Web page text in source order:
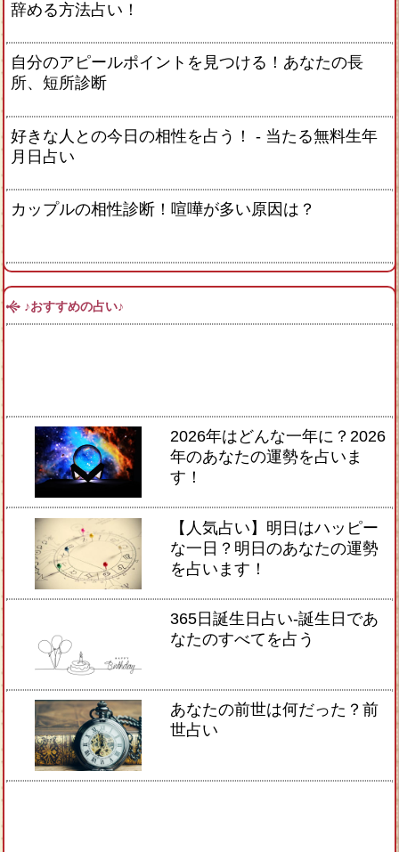
辞める方法占い！
自分のアピールポイントを見つける！あなたの長
所、短所診断
好きな人との今日の相性を占う！ ‐ 当たる無料生年
月日占い
カップルの相性診断！喧嘩が多い原因は？
♪おすすめの占い♪
2026年はどんな一年に？2026
年のあなたの運勢を占いま
す！
【人気占い】明日はハッピー
な一日？明日のあなたの運勢
を占います！
365日誕生日占い-誕生日であ
なたのすべてを占う
あなたの前世は何だった？前
世占い